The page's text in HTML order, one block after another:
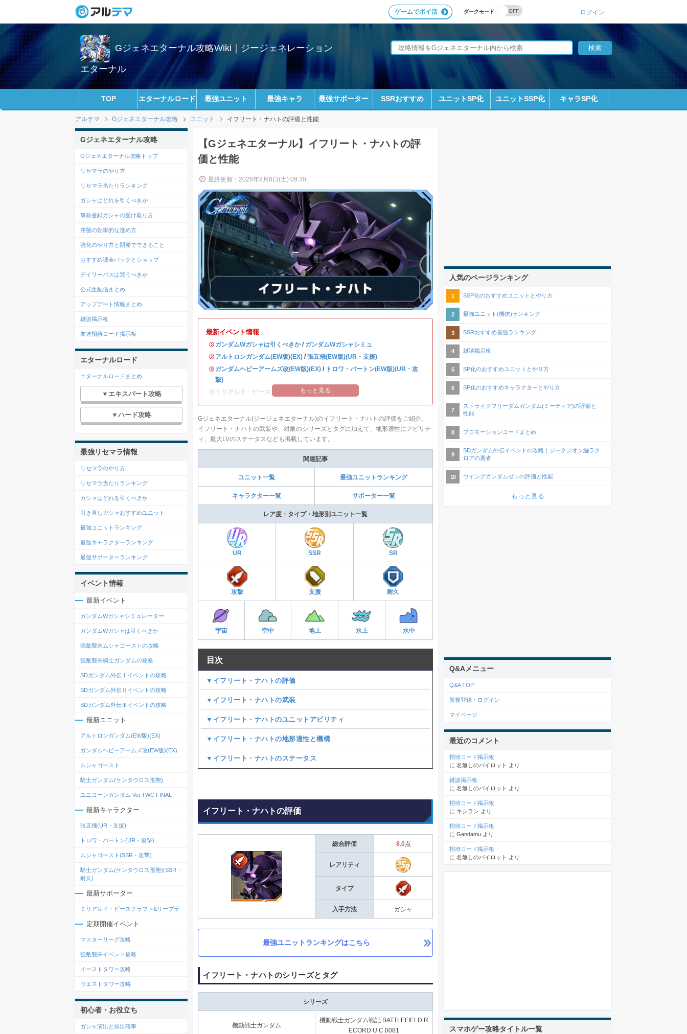
ダークモード
ゲームでポイ活 ログイン
Gジェネエターナル攻略Wiki｜ジージェネレーション
エターナル
TOP エターナルロード 最強ユニット 最強キャラ 最強サポーター SSRおすすめ ユニットSP化 ユニットSSP化 キャラSP化
アルテマ Gジェネエターナル攻略 ユニット イフリート・ナハトの評価と性能
【Gジェネエターナル】イフリート・ナハトの評
価と性能
最終更新：2026年8月8日(土) 09:30
最新イベント情報
・ ガンダムWガシャは引くべきか/ ガンダムWガシャシミュ
・ アルトロンガンダム(EW版)(EX) / 張五飛(EW版)(UR・支援)
・ ガンダムヘビーアームズ改(EW版)(EX) / トロワ・バートン(EW版)(UR・攻
撃)
・ ミリアルド・ピースクラフト&リーブラ
もっと見る
Gジェネエターナル(ジージェネエターナル)のイフリート・ナハトの評価をご紹介。
イフリート・ナハトの武装や、対象のシリーズとタグに加えて、地形適性にアビリテ
ィ、最大LVのステータスなども掲載しています。
関連記事
ユニット一覧 最強ユニットランキング
キャラクター一覧 サポーター一覧
レア度・タイプ・地形別ユニット一覧
UR SSR SR
攻撃 支援 耐久
宇宙 空中 地上 水上 水中
目次
▼イフリート・ナハトの評価
▼イフリート・ナハトの武装
▼イフリート・ナハトのユニットアビリティ
▼イフリート・ナハトの地形適性と機構
▼イフリート・ナハトのステータス
イフリート・ナハトの評価
総合評価 8.0点
レアリティ
タイプ
入手方法 ガシャ
最強ユニットランキングはこちら
イフリート・ナハトのシリーズとタグ
シリーズ
機動戦士ガンダム
機動戦士ガンダム戦記 BATTLEFIELD R
ECORD U.C.0081
Gジェネエターナル攻略
Gジェネエターナル攻略トップ
リセマラのやり方
リセマラ当たりランキング
ガシャはどれを引くべきか
事前登録ガシャの受け取り方
序盤の効率的な進め方
強化のやり方と開発でできること
おすすめ課金パックとショップ
デイリーパスは買うべきか
公式生配信まとめ
アップデート情報まとめ
雑談掲示板
友達招待コード掲示板
エターナルロード
エターナルロードまとめ
▼エキスパート攻略
▼ハード攻略
最強リセマラ情報
リセマラのやり方
リセマラ当たりランキング
ガシャはどれを引くべきか
引き直しガシャおすすめユニット
最強ユニットランキング
最強キャラクターランキング
最強サポーターランキング
イベント情報
最新イベント
ガンダムWガシャシミュレーター
ガンダムWガシャは引くべきか
強敵襲来ムシャゴーストの攻略
強敵襲来騎士ガンダムの攻略
SDガンダム外伝Ⅰイベントの攻略
SDガンダム外伝Ⅱイベントの攻略
SDガンダム外伝Ⅲイベントの攻略
最新ユニット
アルトロンガンダム(EW版)(EX)
ガンダムヘビーアームズ改(EW版)(EX)
ムシャゴースト
騎士ガンダム(ケンタウロス形態)
ユニコーンガンダム Ver.TWC FINAL
最新キャラクター
張五飛(UR・支援)
トロワ・バートン(UR・攻撃)
ムシャゴースト(SSR・攻撃)
騎士ガンダム(ケンタウロス形態)(SSR・
耐久)
最新サポーター
ミリアルド・ピースクラフト&リーブラ
定期開催イベント
マスターリーグ攻略
強敵襲来イベント攻略
イーストタワー攻略
ウエストタワー攻略
初心者・お役立ち
ガシャ演出と排出確率
人気のページランキング
SSP化のおすすめユニットとやり方
最強ユニット(機体)ランキング
SSRおすすめ最強ランキング
雑談掲示板
SP化のおすすめユニットとやり方
SP化のおすすめキャラクターとやり方
ストライクフリーダムガンダム(ミーティア)の評価と
性能
プロモーションコードまとめ
SDガンダム外伝イベントの攻略｜ジークジオン編ラク
ロアの勇者
ウイングガンダムゼロの評価と性能
もっと見る
Q&Aメニュー
Q&A TOP
新規登録・ログイン
マイページ
最近のコメント
招待コード掲示板
に 名無しのパイロット より
雑談掲示板
に 名無しのパイロット より
招待コード掲示板
に キシラン より
招待コード掲示板
に Gandamu より
招待コード掲示板
に 名無しのパイロット より
スマホゲー攻略タイトル一覧